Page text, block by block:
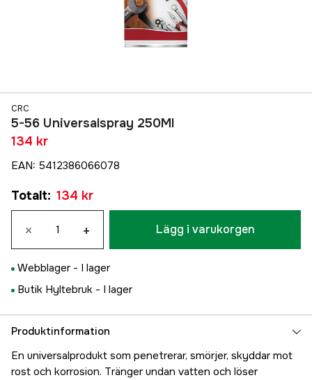
CRC
5-56 Universalspray 250Ml
134 kr
EAN: 5412386066078
Totalt: 134 kr
× + Lägg i varukorgen
Webblager - I lager
Butik Hyltebruk - I lager
Produktinformation
En universalprodukt som penetrerar, smörjer, skyddar mot
rost och korrosion. Tränger undan vatten och löser